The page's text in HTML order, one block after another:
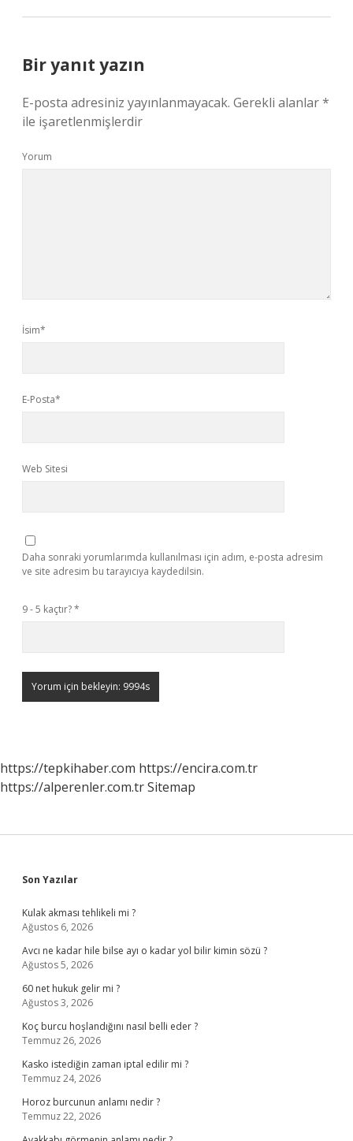
Bir yanıt yazın
E-posta adresiniz yayınlanmayacak. Gerekli alanlar*
ile işaretlenmişlerdir
Yorum
İsim*
E-Posta*
Web Sitesi
Daha sonraki yorumlarımda kullanılması için adım, e-posta adresim
ve site adresim bu tarayıcıya kaydedilsin.
9 - 5 kaçtır?*
https://tepkihaber.com https://encira.com.tr
https://alperenler.com.trSitemap
Sidebar
Son Yazılar
Kulak akması tehlikeli mi ?
Ağustos 6, 2026
Avcı ne kadar hile bilse ayı o kadar yol bilir kimin sözü ?
Ağustos 5, 2026
60 net hukuk gelir mi ?
Ağustos 3, 2026
Koç burcu hoşlandığını nasıl belli eder ?
Temmuz 26, 2026
Kasko istediğin zaman iptal edilir mi ?
Temmuz 24, 2026
Horoz burcunun anlamı nedir ?
Temmuz 22, 2026